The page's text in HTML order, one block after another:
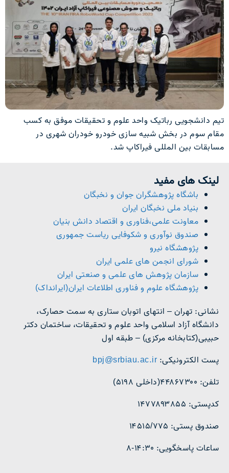
تیم دانشجویی رباتیک واحد علوم و تحقیقات موفق به کسب
مقام سوم در بخش شبیه سازی خودرو خودران شهری در
مسابقات بین المللی فیراکاپ شد.
لینک های مفید
باشگاه پژوهشگران جوان و نخبگان
بنیاد ملی نخبگان ایران
معاونت علمی،فناوری و اقتصاد دانش بنیان
صندوق نوآوری و شکوفایی ریاست جمهوری
پژوهشگاه نیرو
شورای انجمن های علمی ایران
سازمان پژوهش های علمی و صنعتی ایران
پژوهشگاه علوم و فناوری اطلاعات ایران(ایرانداک)
نشانی: تهران – انتهای اتوبان ستاری به سمت حصارک،
دانشگاه آزاد اسلامی واحد علوم و تحقیقات، ساختمان دکتر
حبیبی(کتابخانه مرکزی) – طبقه اول
پست الکترونیکی: bpj@srbiau.ac.ir
تلفن: ۴۴۸۶۷۳۰۰(داخلی ۵۱۹۸)
کدپستی: ۱۴۷۷۸۹۳۸۵۵
صندوق پستی: ۱۴۵۱۵/۷۷۵
ساعات پاسخگویی: ۱۴:۳۰-۸